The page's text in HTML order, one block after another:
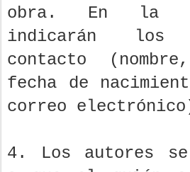
obra. En la
indicarán los
contacto
fecha de
correo
4. Los autores se